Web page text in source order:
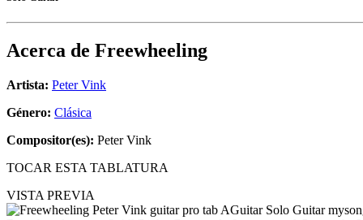
Acerca de Freewheeling
Artista: Peter Vink
Género: Clásica
Compositor(es): Peter Vink
TOCAR ESTA TABLATURA
VISTA PREVIA